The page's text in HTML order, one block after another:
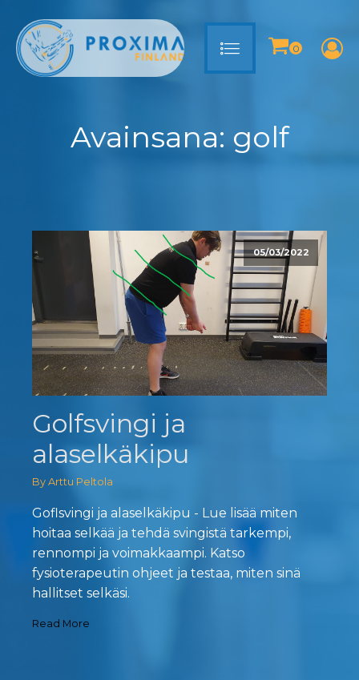
Avainsana: golf
05/03/2022
Golfsvingi ja
alaselkäkipu
By Arttu Peltola
Goflsvingi ja alaselkäkipu - Lue lisää miten
hoitaa selkää ja tehdä svingistä tarkempi,
rennompi ja voimakkaampi. Katso
fysioterapeutin ohjeet ja testaa, miten sinä
hallitset selkäsi.
Read More